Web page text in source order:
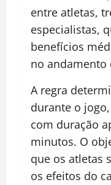
entre atletas,
especialistas,
benefícios
no andamento
A regra
durante o
com duração
minutos. O
que os atletas
os efeitos do